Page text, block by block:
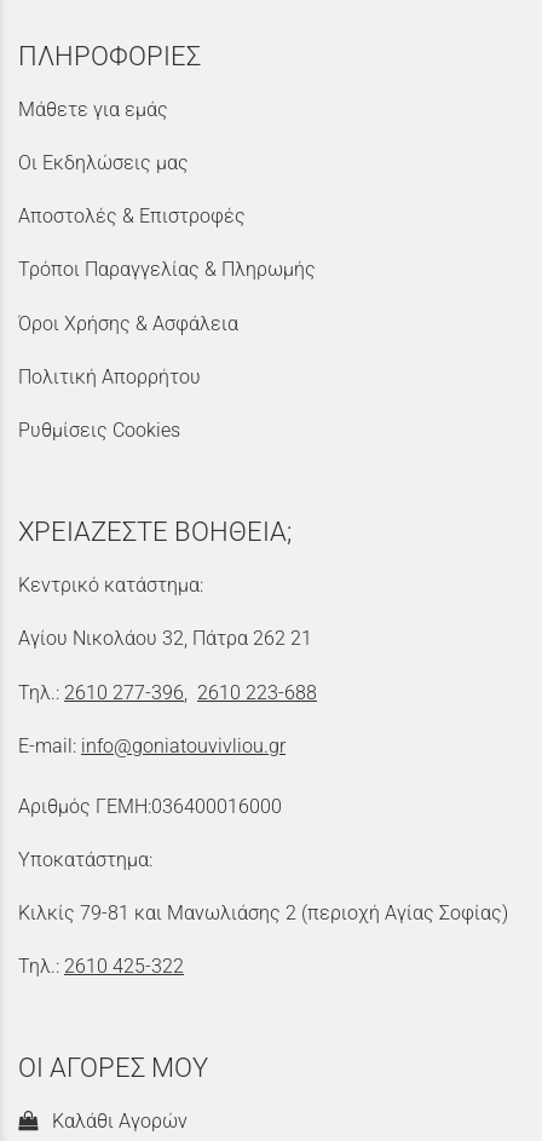
ΠΛΗΡΟΦΟΡΙΕΣ
Μάθετε για εμάς
Οι Εκδηλώσεις μας
Αποστολές & Επιστροφές
Τρόποι Παραγγελίας & Πληρωμής
Όροι Χρήσης & Ασφάλεια
Πολιτική Απορρήτου
Ρυθμίσεις Cookies
ΧΡΕΙΑΖΕΣΤΕ ΒΟΗΘΕΙΑ;
Κεντρικό κατάστημα:
Αγίου Νικολάου 32, Πάτρα 262 21
Τηλ.: 2610 277-396 2610 223-688
E-mail: info@goniatouvivliou.gr
Αριθμός ΓΕΜΗ:036400016000
Υποκατάστημα:
Κιλκίς 79-81 και Μανωλιάσης 2 (περιοχή Αγίας Σοφίας)
Τηλ.: 2610 425-322
ΟΙ ΑΓΟΡΕΣ ΜΟΥ
Καλάθι Αγορών